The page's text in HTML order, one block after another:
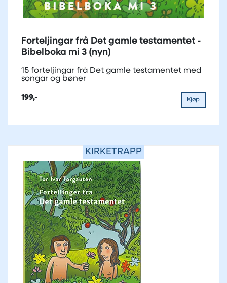
Forteljingar frå Det gamle testamentet -
Bibelboka mi 3 (nyn)
15 forteljingar frå Det gamle testamentet med
songar og bøner
199,- Kjøp
KIRKETRAPP